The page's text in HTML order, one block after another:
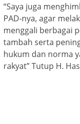
“Saya juga
PAD-nya, agar
menggali berbagai
tambah serta
hukum dan norma
rakyat” Tutup H.